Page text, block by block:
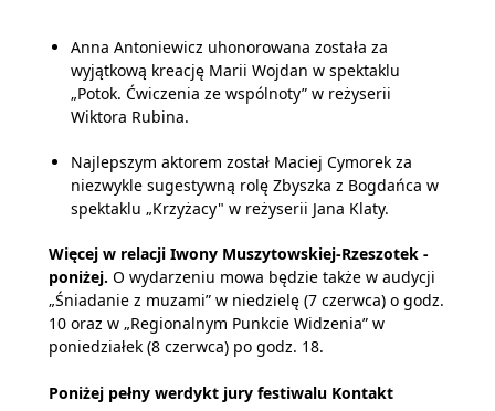
Anna Antoniewicz uhonorowana została za
wyjątkową kreację Marii Wojdan w spektaklu
„Potok. Ćwiczenia ze wspólnoty” w reżyserii
Wiktora Rubina.
Najlepszym aktorem został Maciej Cymorek za
niezwykle sugestywną rolę Zbyszka z Bogdańca w
spektaklu „Krzyżacy" w reżyserii Jana Klaty.
Więcej w relacji Iwony Muszytowskiej-Rzeszotek -
poniżej. O wydarzeniu mowa będzie także w audycji
„Śniadanie z muzami” w niedzielę (7 czerwca) o godz.
10 oraz w „Regionalnym Punkcie Widzenia” w
poniedziałek (8 czerwca) po godz. 18.
Poniżej pełny werdykt jury festiwalu Kontakt